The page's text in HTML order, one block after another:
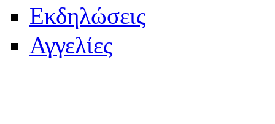
Εκδηλώσεις
Αγγελίες